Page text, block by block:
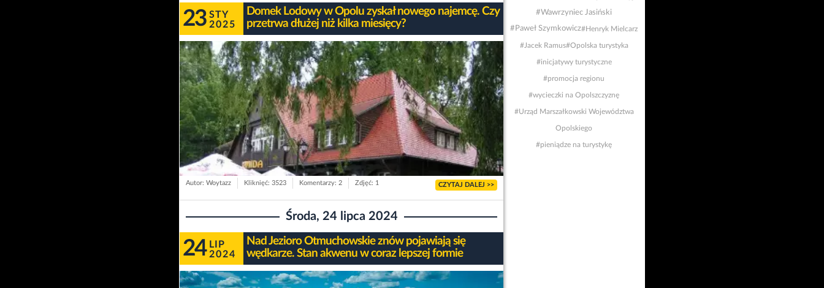
23 STY
2025
Domek Lodowy w Opolu zyskał nowego najemcę. Czy
przetrwa dłużej niż kilka miesięcy?
Autor: Woytazz Kliknięć: 3523 Komentarzy: 2 Zdjęć: 1 CZYTAJ DALEJ >>
Środa, 24 lipca 2024
24 LIP
2024
Nad Jezioro Otmuchowskie znów pojawiają się
wędkarze. Stan akwenu w coraz lepszej formie
#Wawrzyniec Jasiński
#Paweł Szymkowicz#Henryk Mielcarz
#Jacek Ramus#Opolska turystyka
#inicjatywy turystyczne
#promocja regionu
#wycieczki na Opolszczyznę
#Urząd Marszałkowski Województwa
Opolskiego
#pieniądze na turystykę